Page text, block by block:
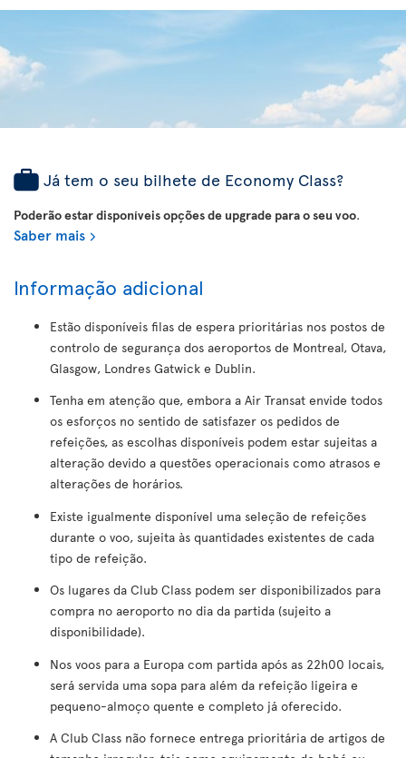
Já tem o seu bilhete de Economy Class?
Poderão estar disponíveis opções de upgrade para o seu voo.
Saber mais
Informação adicional
Estão disponíveis filas de espera prioritárias nos postos de
controlo de segurança dos aeroportos de Montreal, Otava,
Glasgow, Londres Gatwick e Dublin.
Tenha em atenção que, embora a Air Transat envide todos
os esforços no sentido de satisfazer os pedidos de
refeições, as escolhas disponíveis podem estar sujeitas a
alteração devido a questões operacionais como atrasos e
alterações de horários.
Existe igualmente disponível uma seleção de refeições
durante o voo, sujeita às quantidades existentes de cada
tipo de refeição.
Os lugares da Club Class podem ser disponibilizados para
compra no aeroporto no dia da partida (sujeito a
disponibilidade).
Nos voos para a Europa com partida após as 22h00 locais,
será servida uma sopa para além da refeição ligeira e
pequeno-almoço quente e completo já oferecido.
A Club Class não fornece entrega prioritária de artigos de